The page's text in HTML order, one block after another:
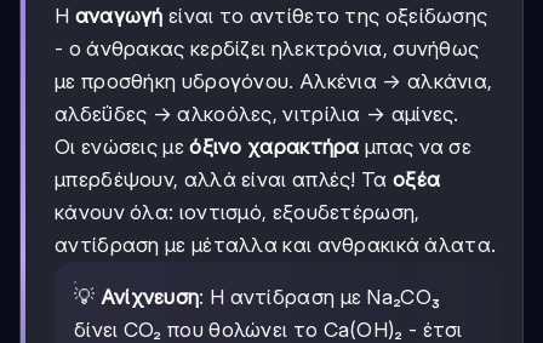
Η αναγωγή είναι το αντίθετο της οξείδωσης
- ο άνθρακας κερδίζει ηλεκτρόνια, συνήθως
με προσθήκη υδρογόνου. Αλκένια → αλκάνια,
αλδεΰδες → αλκοόλες, νιτρίλια → αμίνες.
Οι ενώσεις μεόξινο χαρακτήρα μπας να σε
μπερδέψουν, αλλά είναι απλές! Τα οξέα
κάνουν όλα: ιοντισμό, εξουδετέρωση,
αντίδραση με μέταλλα και ανθρακικά άλατα.
💡 Ανίχνευση: Η αντίδραση με Na₂CO₃
δίνει CO₂ που θολώνει το Ca(OH)₂ - έτσι